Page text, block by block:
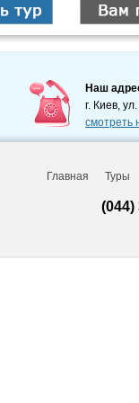
Наш
г. Киев,
смотреть
Главная Туры
(044)